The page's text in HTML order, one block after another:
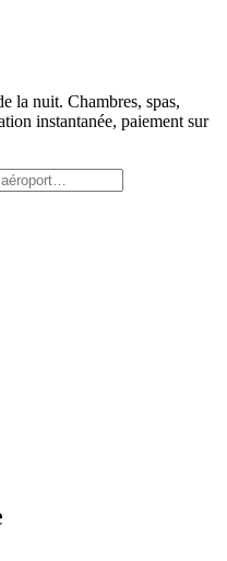
la nuit. Chambres, spas,
instantanée, paiement sur